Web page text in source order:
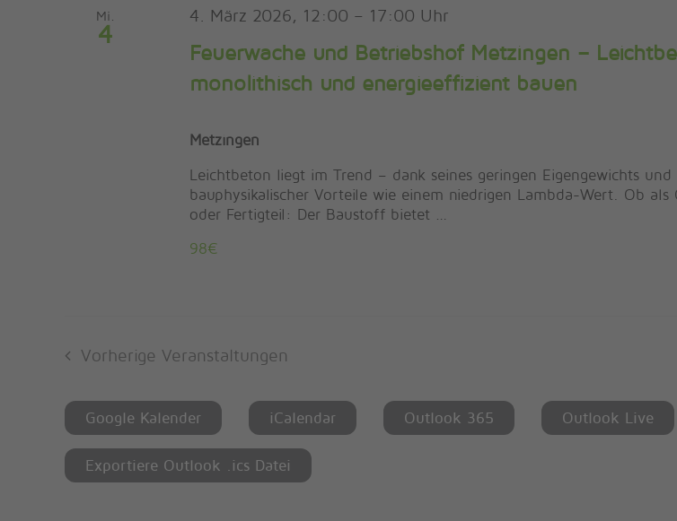
Mi.
4
Feuerwache und Betriebshof Metzingen –
monolithisch und energieeffizient bauen
4. März 2026, 12:00 – 17:00
Metzingen
Leichtbeton liegt im Trend – dank seines geringen Eigengewichts und
bauphysikalischer Vorteile wie einem niedrigen Lambda-Wert. Ob als
oder Fertigteil: Der Baustoff bietet …
98€
Vorherige Veranstaltungen
Google Kalender iCalendar Outlook 365 Outlook Live
Exportiere Outlook .ics Datei